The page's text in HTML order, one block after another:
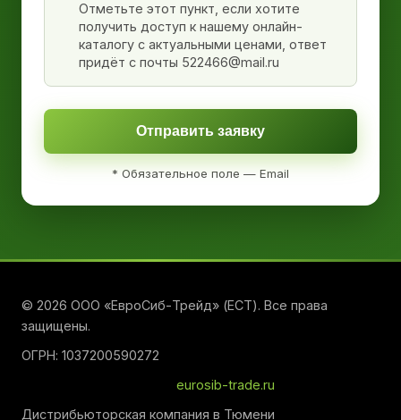
Отметьте этот пункт, если хотите
получить доступ к нашему онлайн-
каталогу с актуальными ценами, ответ
придёт с почты 522466@mail.ru
Отправить заявку
* Обязательное поле — Email
© 2026 ООО «ЕвроСиб-Трейд» (ЕСТ). Все права
защищены.
ОГРН: 1037200590272
eurosib-trade.ru
Дистрибьюторская компания в Тюмени